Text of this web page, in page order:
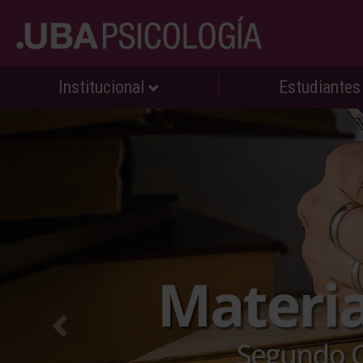
Institucional